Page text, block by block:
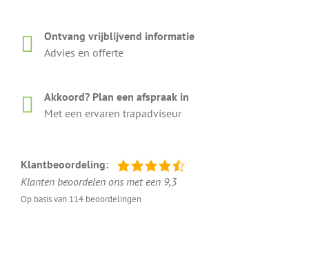
Ontvang vrijblijvend informatie
Advies en offerte
Akkoord? Plan een afspraak in
Met een ervaren trapadviseur
Klantbeoordeling:
Klanten beoordelen ons met een 9,3
Op basis van 114 beoordelingen